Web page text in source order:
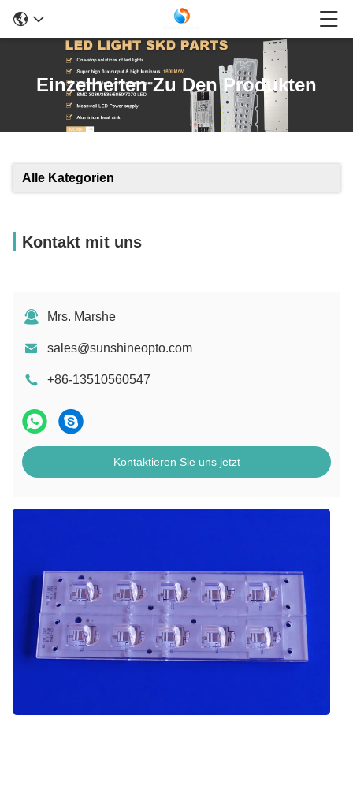
Einzelheiten Zu Den Produkten
Alle Kategorien
Kontakt mit uns
Mrs. Marshe
sales@sunshineopto.com
+86-13510560547
Kontaktieren Sie uns jetzt